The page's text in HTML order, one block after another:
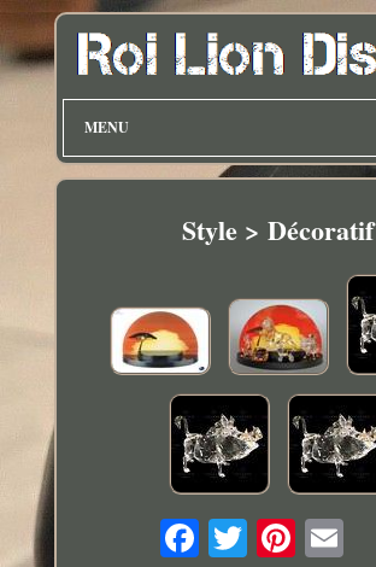
MENU
Style > Décoratif